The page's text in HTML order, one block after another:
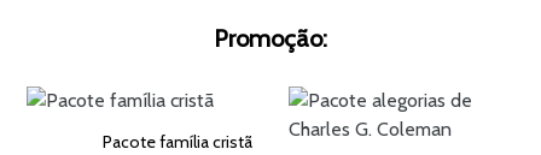
Promoção:
Pacote família cristã